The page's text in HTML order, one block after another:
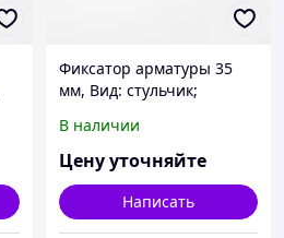
Фиксатор арматуры 35
мм, Вид: стульчик;
120 мм, Тип:
горизонтальный;
вертикальный
В наличии
Цену уточняйте
Написать